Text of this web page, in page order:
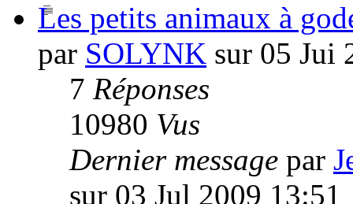
Les petits animaux à
par SOLYNK sur 05 Jui
7 Réponses
10980 Vus
Dernier message par
sur 03 Jul 2009 13:51